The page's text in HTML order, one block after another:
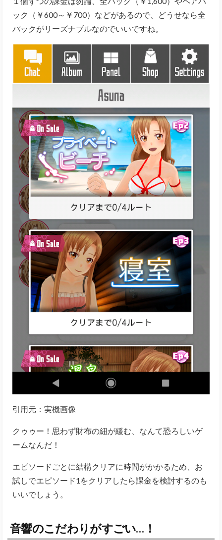
引用元：実機画像
クゥゥー！思わず財布の紐が緩む、なんて恐ろしいゲ
ームなんだ！
エピソードごとに結構クリアに時間がかかるため、お
いいでしょう。
音響のこだわりがすごい…！